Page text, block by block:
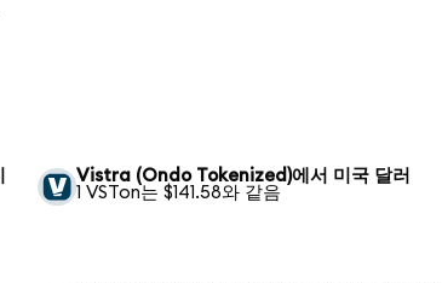
Vistra (Ondo Tokenized)에서 미국 달러
1 VSTon는 $141.58와 같음